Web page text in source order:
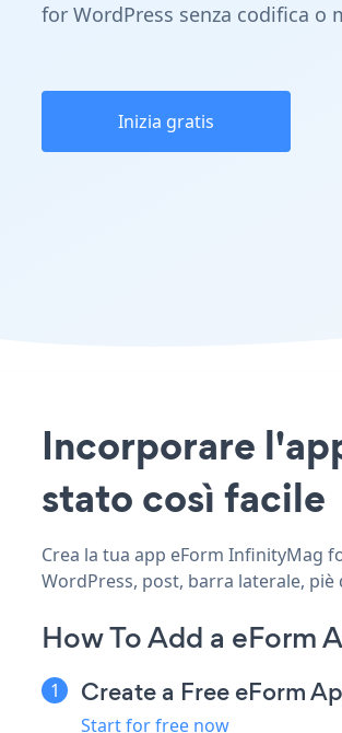
for WordPress senza codifica o
Inizia gratis
Incorporare
stato così facile
Crea la tua app eForm InfinityMag
WordPress, post, barra laterale,
How To Add a eForm
Create a Free eForm
Start for free now